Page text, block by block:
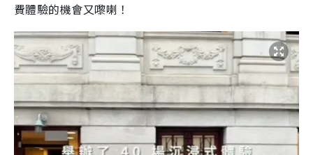
費體驗的機會又嚟喇！